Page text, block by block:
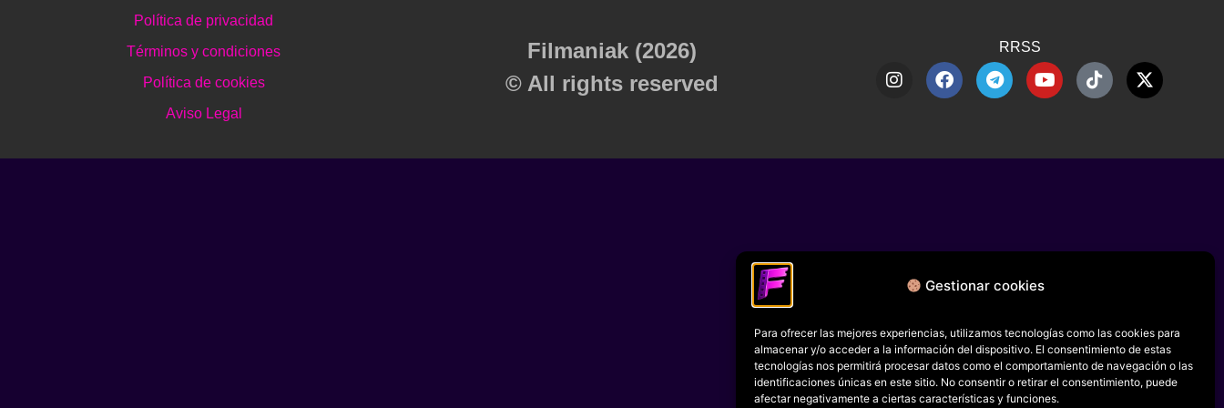
Gestionar cookies
Para ofrecer las mejores experiencias, utilizamos tecnologías como las cookies para
almacenar y/o acceder a la información del dispositivo. El consentimiento de estas
tecnologías nos permitirá procesar datos como el comportamiento de navegación o las
identificaciones únicas en este sitio. No consentir o retirar el consentimiento, puede
afectar negativamente a ciertas características y funciones.
Política de privacidad
Términos y condiciones
Política de cookies
Aviso Legal
Filmaniak (2026)
© All rights reserved
RRSS